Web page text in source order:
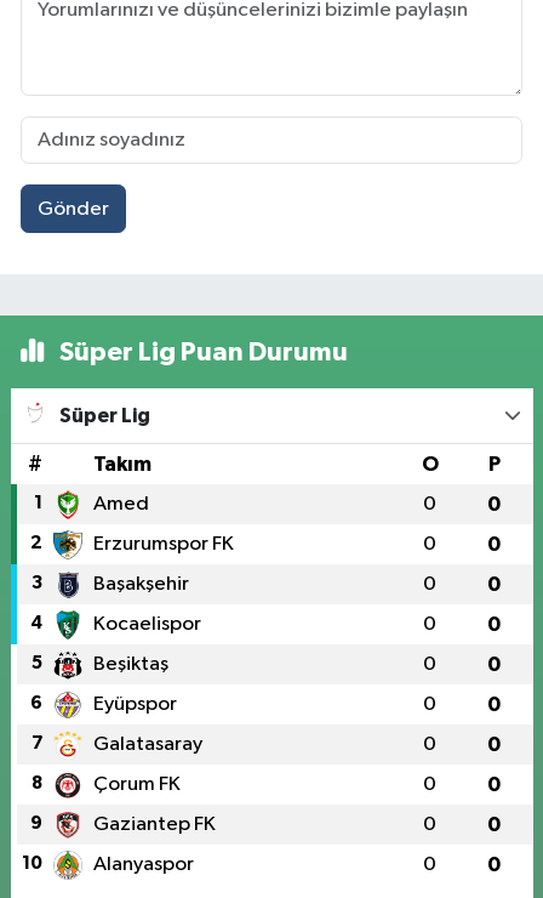
Gönder
Süper Lig Puan Durumu
Süper Lig
# Takım O P
1 Amed 0 0
2 Erzurumspor FK 0 0
3 Başakşehir 0 0
4 Kocaelispor 0 0
5 Beşiktaş 0 0
6 Eyüpspor 0 0
7 Galatasaray 0 0
8 Çorum FK 0 0
9 Gaziantep FK 0 0
10 Alanyaspor 0 0